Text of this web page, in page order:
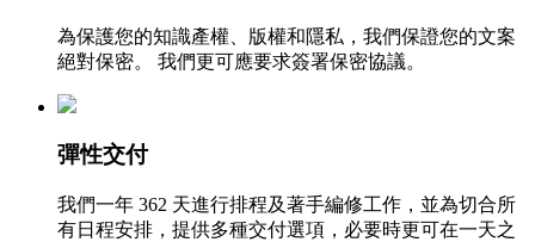
為保護您的知識產權、版權和隱私，我們保證您的文案
絕對保密。 我們更可應要求簽署保密協議。
彈性交付
我們一年 362 天進行排程及著手編修工作，並為切合所
有日程安排，提供多種交付選項，必要時更可在一天之